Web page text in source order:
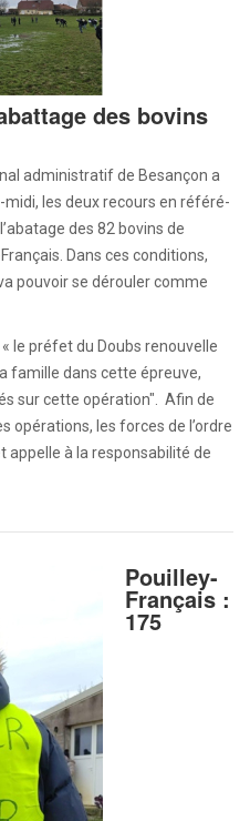
des bovins
administratif de Besançon a
les deux recours en référé-
des 82 bovins de
Dans ces conditions,
pouvoir se dérouler comme
le préfet du Doubs renouvelle
famille dans cette épreuve,
sur cette opération". Afin de
opérations, les forces de l’ordre
appelle à la responsabilité de
Pouilley-
Français :
175